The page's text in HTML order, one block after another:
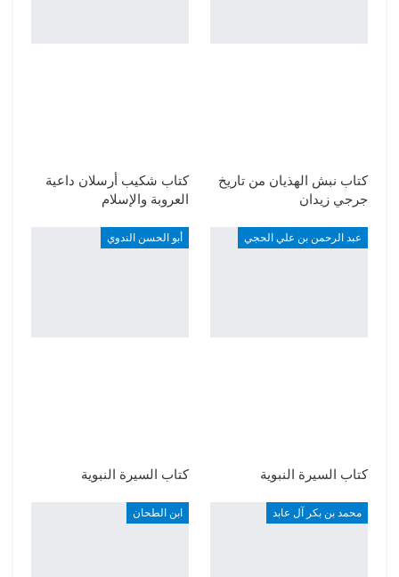
كتاب نبش الهذيان من تاريخ
جرجي زيدان
كتاب شكيب أرسلان داعية
العروبة والإسلام
عبد الرحمن بن علي الحجي
كتاب السيرة النبوية
أبو الحسن الندوي
كتاب السيرة النبوية
محمد بن بكر آل عابد ابن الطحان